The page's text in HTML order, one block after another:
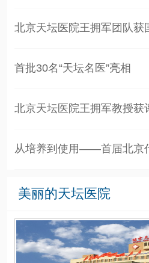
北京天坛医院王拥军团队
首批30名“天坛名医”亮相
北京天坛医院王拥军教授获
从培养到使用——首届北京
美丽的天坛医院